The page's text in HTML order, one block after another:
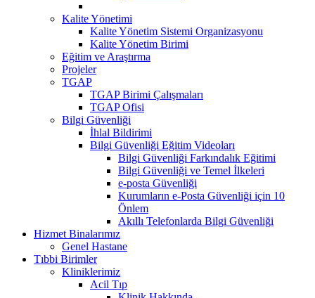
Kalite Yönetimi
Kalite Yönetim Sistemi Organizasyonu
Kalite Yönetim Birimi
Eğitim ve Araştırma
Projeler
TGAP
TGAP Birimi Çalışmaları
TGAP Ofisi
Bilgi Güvenliği
İhlal Bildirimi
Bilgi Güvenliği Eğitim Videoları
Bilgi Güvenliği Farkındalık Eğitimi
Bilgi Güvenliği ve Temel İlkeleri
e-posta Güvenliği
Kurumların e-Posta Güvenliği için 10
Önlem
Akıllı Telefonlarda Bilgi Güvenliği
Hizmet Binalarımız
Genel Hastane
Tıbbi Birimler
Kliniklerimiz
Acil Tıp